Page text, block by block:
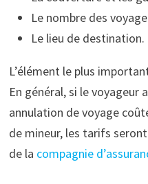
Le nombre des
Le lieu de destination.
L’élément le plus
En général, si le voyageur
annulation de voyage
de mineur, les tarifs
de la compagnie